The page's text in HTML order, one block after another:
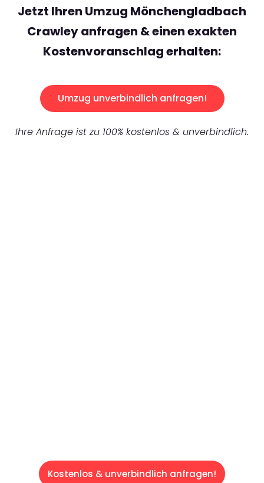
Jetzt Ihren Umzug Mönchengladbach
Crawley anfragen & einen exakten
Kostenvoranschlag erhalten:
Umzug unverbindlich anfragen!
Ihre Anfrage ist zu 100% kostenlos & unverbindlich.
Kostenlos & unverbindlich anfragen!